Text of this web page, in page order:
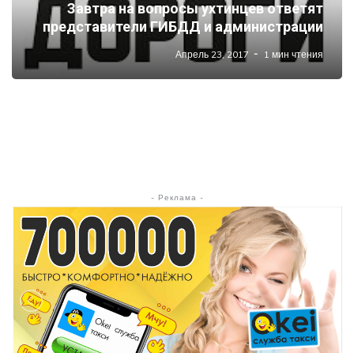
Завтра на вопросы ухтинцев ответят
представители ГИБДД и администрации
Апрель 23, 2017 1 мин чтения
- Реклама -